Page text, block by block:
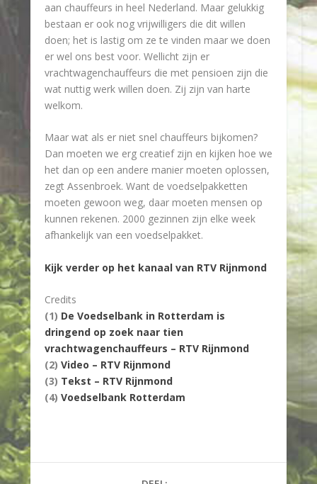
aan chauffeurs in heel Nederland. Maar gelukkig
bestaan er ook nog vrijwilligers die dit willen
doen; het is lastig om ze te vinden maar we doen
er wel ons best voor. Wellicht zijn er
vrachtwagenchauffeurs die met pensioen zijn die
wat nuttig werk willen doen. Zij zijn van harte
welkom.
Maar wat als er niet snel chauffeurs bijkomen?
Dan moeten we erg creatief zijn en kijken hoe we
het dan op een andere manier moeten oplossen,
zegt Assenbroek. Want de voedselpakketten
moeten gewoon weg, daar moeten mensen op
kunnen rekenen. 2000 gezinnen zijn elke week
afhankelijk van een voedselpakket.
Kijk verder op het kanaal van RTV Rijnmond
Credits
(1) De Voedselbank in Rotterdam is
dringend op zoek naar tien
vrachtwagenchauffeurs – RTV Rijnmond
(2) Video – RTV Rijnmond
(3) Tekst – RTV Rijnmond
(4) Voedselbank Rotterdam